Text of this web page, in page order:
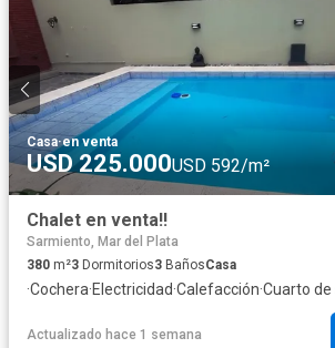
Casa·en venta
USD 225.000USD 592/m²
Chalet en venta!!
Sarmiento, Mar del Plata
380 m²3 Dormitorios3 BañosCasa
·Cochera·Electricidad·Calefacción·Cuarto de
Actualizado hace 1 semana